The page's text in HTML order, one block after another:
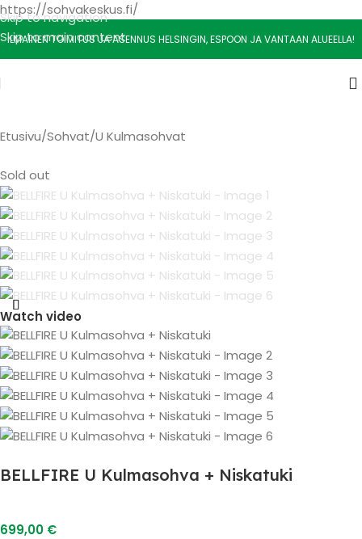
https://sohvakeskus.fi/
Skip to navigation
Skip to main content
ILMAINEN TOIMITUS JA ASENNUS HELSINGIN, ESPOON JA VANTAAN ALUEELLA!
Etusivu/Sohvat/U Kulmasohvat
Sold out
Watch video
BELLFIRE U Kulmasohva + Niskatuki
699,00 €